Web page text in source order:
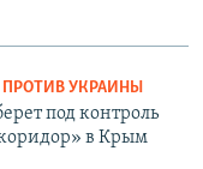
УКРАИНЫ
под контроль
в Крым